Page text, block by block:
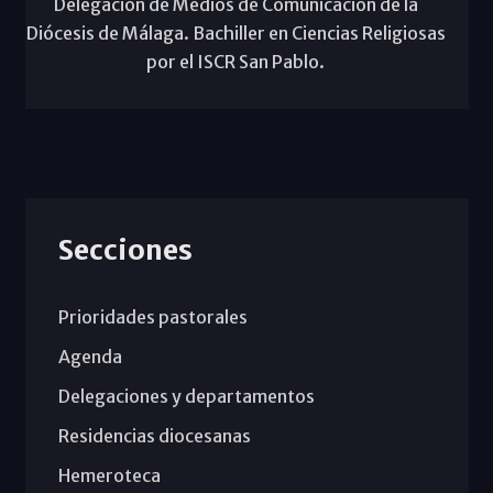
Diócesis de Málaga. Bachiller en Ciencias Religiosas
por el ISCR San Pablo.
Secciones
Prioridades pastorales
Agenda
Delegaciones y departamentos
Residencias diocesanas
Hemeroteca